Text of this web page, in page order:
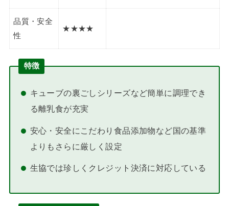
品質・安全
性
★★★★
特徴
キューブの裏ごしシリーズなど簡単に調理でき
る離乳食が充実
安心・安全にこだわり食品添加物など国の基準
よりもさらに厳しく設定
生協では珍しくクレジット決済に対応している